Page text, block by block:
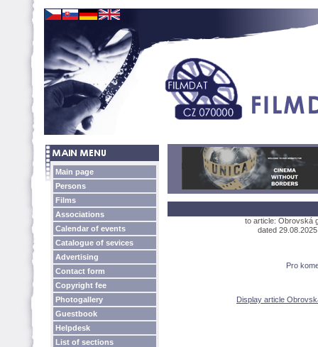
Main page
Persons
Films
Associations
Calendar of events
Catalogue of sevices
Advertising
Contact form
Copyright fee
Photogallery
Guestbook
Helpdesk
List of sections
to article: Obrovská
dated
Pro
Display article